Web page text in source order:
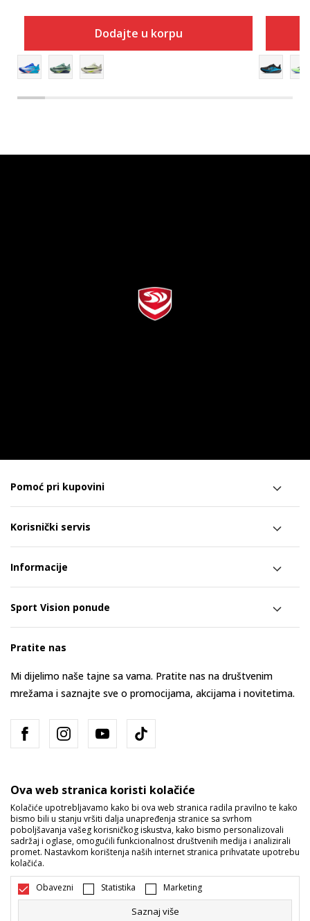
Dodajte u korpu
Pomoć pri kupovini
Korisnički servis
Informacije
Sport Vision ponude
Pratite nas
Mi dijelimo naše tajne sa vama. Pratite nas na društvenim
mrežama i saznajte sve o promocijama, akcijama i novitetima.
Bosna i Hercegovina Promijenite
Ova web stranica koristi kolačiće
Kolačiće upotrebljavamo kako bi ova web stranica radila pravilno te kako
bismo bili u stanju vršiti dalja unapređenja stranice sa svrhom
poboljšavanja vašeg korisničkog iskustva, kako bismo personalizovali
sadržaj i oglase, omogućili funkcionalnost društvenih medija i analizirali
promet. Nastavkom korištenja naših internet stranica prihvatate upotrebu
kolačića.
Obavezni Statistika Marketing
Saznaj više